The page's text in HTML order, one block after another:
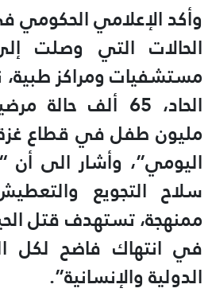
وأكد الإعلامي الحكومي
الحالات التي وصلت
مستشفيات ومراكز طبية،
مليون طفل في قطاع غزة
اليومي”، وأشار الى أن
سلاح التجويع
ممنهجة، تستهدف قتل
في انتهاك فاضح لكل
الدولية والإنسانية”.